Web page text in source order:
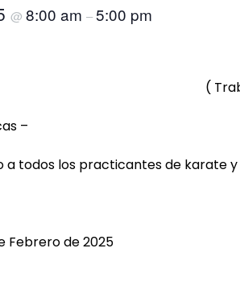
@ 8:00 am –5:00 pm
(
–
a todos los practicantes de karate
Febrero de 2025